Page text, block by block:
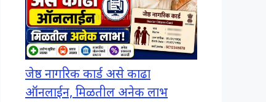
जेष्ठ नागरिक कार्ड असे काढा
ऑनलाईन, मिळतील अनेक लाभ